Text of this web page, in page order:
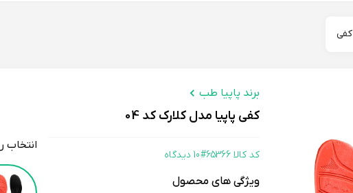
کفی
برند پاپیا طب
کفی پاپیا مدل کلارک کد 04
کد کالا 65366# 10 دیدگاه
ویژگی های محصول
انتخاب
Color